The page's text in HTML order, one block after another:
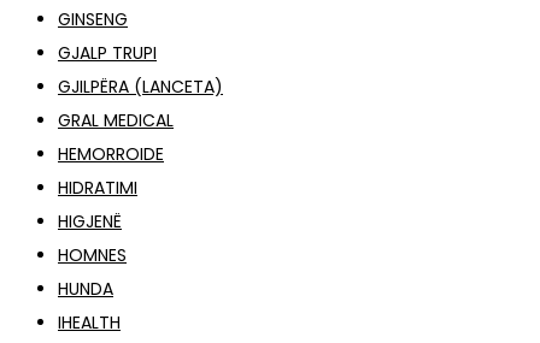
GINSENG
GJALP TRUPI
GJILPËRA (LANCETA)
GRAL MEDICAL
HEMORROIDE
HIDRATIMI
HIGJENË
HOMNES
HUNDA
IHEALTH